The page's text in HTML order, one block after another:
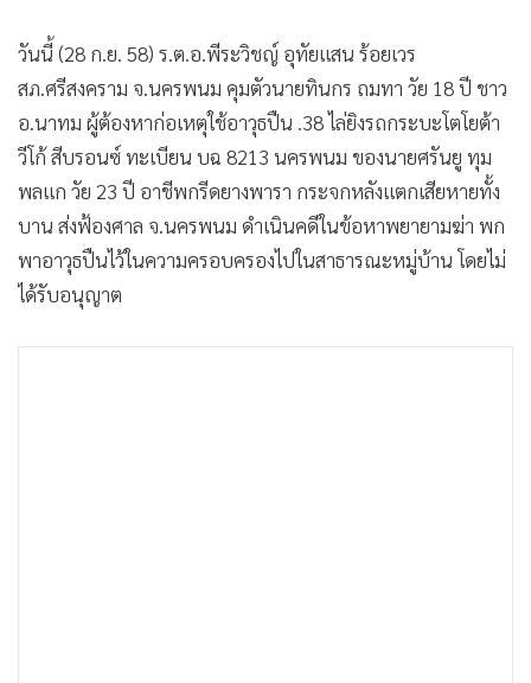
• Motoring
• เกม
• วิทยาศาสตร์
• SMEs
• หุ้น
• อินโดจีน
• กองทุนรวม
• Celeb Online
• Factcheck
วันนี้ (28 ก.ย. 58) ร.ต.อ.พีระวิชญ์ อุทัยแสน ร้อยเวร
สภ.ศรีสงคราม จ.นครพนม คุมตัวนายทินกร ถมทา วัย 18 ปี ชาว
อ.นาทม ผู้ต้องหาก่อเหตุใช้อาวุธปืน .38 ไล่ยิงรถกระบะโตโยต้า
วีโก้ สีบรอนซ์ ทะเบียน บฉ 8213 นครพนม ของนายศรันยู ทุม
พลแก วัย 23 ปี อาชีพกรีดยางพารา กระจกหลังแตกเสียหายทั้ง
บาน ส่งฟ้องศาล จ.นครพนม ดำเนินคดีในข้อหาพยายามฆ่า พก
พาอาวุธปืนไว้ในความครอบครองไปในสาธารณะหมู่บ้าน โดยไม่
ได้รับอนุญาต